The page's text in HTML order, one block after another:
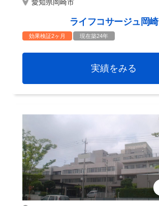
愛知県岡崎市
ライフコサージュ岡崎
効果検証2ヶ月 現在築24年
実績をみる